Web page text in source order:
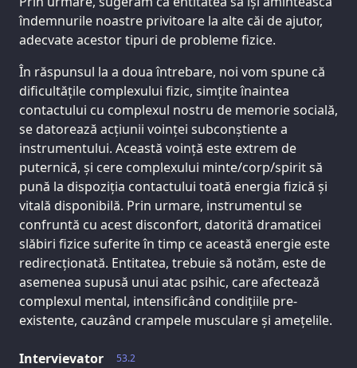
îndemnurile noastre privitoare la alte căi de ajutor,
adecvate acestor tipuri de probleme fizice.
În răspunsul la a doua întrebare, noi vom spune că
dificultățile complexului fizic, simțite înaintea
contactului cu complexul nostru de memorie socială,
se datorează acțiunii voinței subconștiente a
instrumentului. Această voință este extrem de
puternică, și cere complexului minte/corp/spirit să
pună la dispoziția contactului toată energia fizică și
vitală disponibilă. Prin urmare, instrumentul se
confruntă cu acest disconfort, datorită dramaticei
slăbiri fizice suferite în timp ce această energie este
redirecționată. Entitatea, trebuie să notăm, este de
asemenea supusă unui atac psihic, care afectează
complexul mental, intensificând condițiile pre-
existente, cauzând crampele musculare și amețelile.
53.2
Intervievator